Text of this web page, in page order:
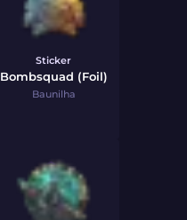
Sticker
Bombsquad (Foil)
Baunilha